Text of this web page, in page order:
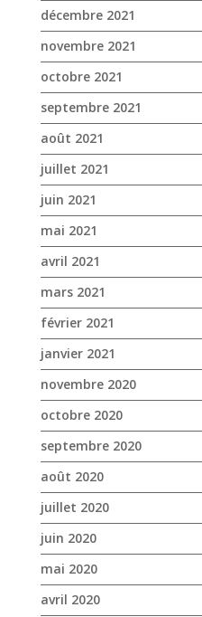
juillet 2021
juin 2021
mai 2021
avril 2021
mars 2021
février 2021
janvier 2021
novembre 2020
octobre 2020
septembre 2020
août 2020
juillet 2020
juin 2020
mai 2020
avril 2020
mars 2020
janvier 2020
décembre 2019
novembre 2019
octobre 2019